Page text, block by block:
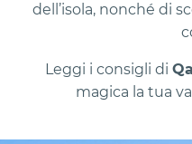
dell’isola, nonché di
Leggi i consigli di
magica la tua